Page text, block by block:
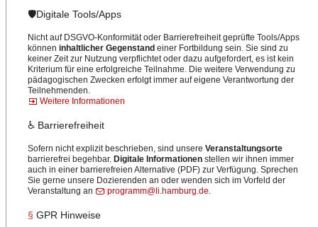
🛡️Digitale Tools/Apps
Nicht auf DSGVO-Konformität oder Barrierefreiheit geprüfte Tools/Apps
können inhaltlicher Gegenstand einer Fortbildung sein. Sie sind zu
keiner Zeit zur Nutzung verpflichtet oder dazu aufgefordert, es ist kein
Kriterium für eine erfolgreiche Teilnahme. Die weitere Verwendung zu
pädagogischen Zwecken erfolgt immer auf eigene Verantwortung der
Teilnehmenden.
Weitere Informationen
♿ Barrierefreiheit
Sofern nicht explizit beschrieben, sind unsere Veranstaltungsorte
barrierefrei begehbar. Digitale Informationen stellen wir ihnen immer
auch in einer barrierefreien Alternative (PDF) zur Verfügung. Sprechen
Sie gerne unsere Dozierenden an oder wenden sich im Vorfeld der
Veranstaltung an
programm@li.hamburg.de.
§ GPR Hinweise